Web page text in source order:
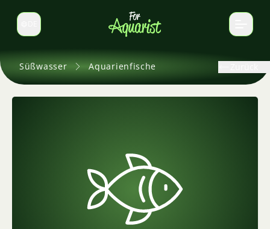
Sprache wechseln
Süßwasser Aquarienfische